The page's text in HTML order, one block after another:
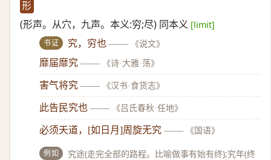
形
(形声。从穴，九声。本义:穷;尽) 同本义 [limit]
书证 究，穷也 —— 《说文》
靡届靡究 —— 《诗·大雅·荡》
害气将究 —— 《汉书·食货志》
此告民究也 —— 《吕氏春秋·任地》
必须天道，[如日月]周旋无究 —— 《国语》
例如
究途(走完全部的路程。比喻做事有始有终);究年(终